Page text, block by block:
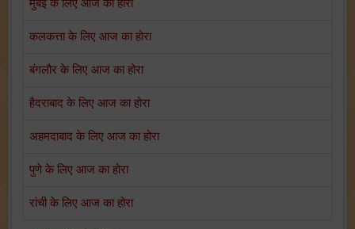
मुंबई के लिए आज का होरा
कलकत्ता के लिए आज का होरा
बंगलौर के लिए आज का होरा
हैदराबाद के लिए आज का होरा
अहमदाबाद के लिए आज का होरा
पुणे के लिए आज का होरा
रांची के लिए आज का होरा